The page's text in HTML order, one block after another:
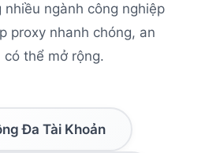
ngành công nghiệp
proxy nhanh chóng, an
có thể mở rộng.
Đa Tài Khoản